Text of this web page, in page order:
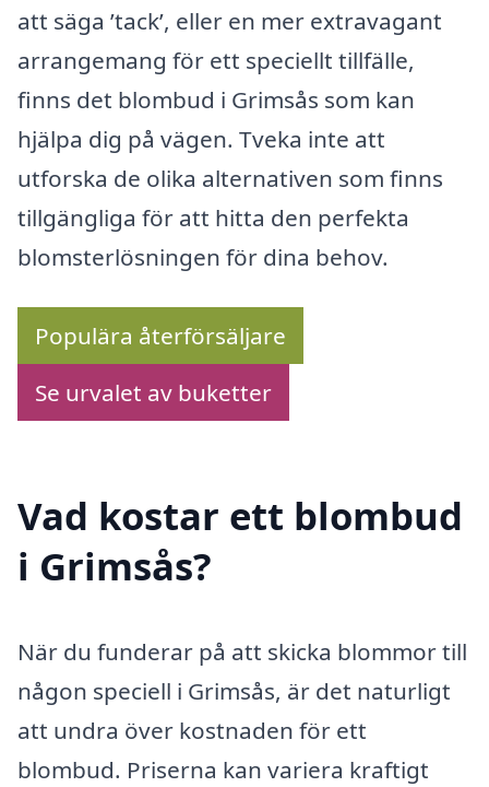
att säga ’tack’, eller en mer extravagant
arrangemang för ett speciellt tillfälle,
finns det blombud i Grimsås som kan
hjälpa dig på vägen. Tveka inte att
utforska de olika alternativen som finns
tillgängliga för att hitta den perfekta
blomsterlösningen för dina behov.
Populära återförsäljare
Se urvalet av buketter
Vad kostar ett blombud
i Grimsås?
När du funderar på att skicka blommor till
någon speciell i Grimsås, är det naturligt
att undra över kostnaden för ett
blombud. Priserna kan variera kraftigt